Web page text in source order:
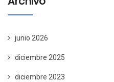
junio 2026
diciembre 2025
diciembre 2023